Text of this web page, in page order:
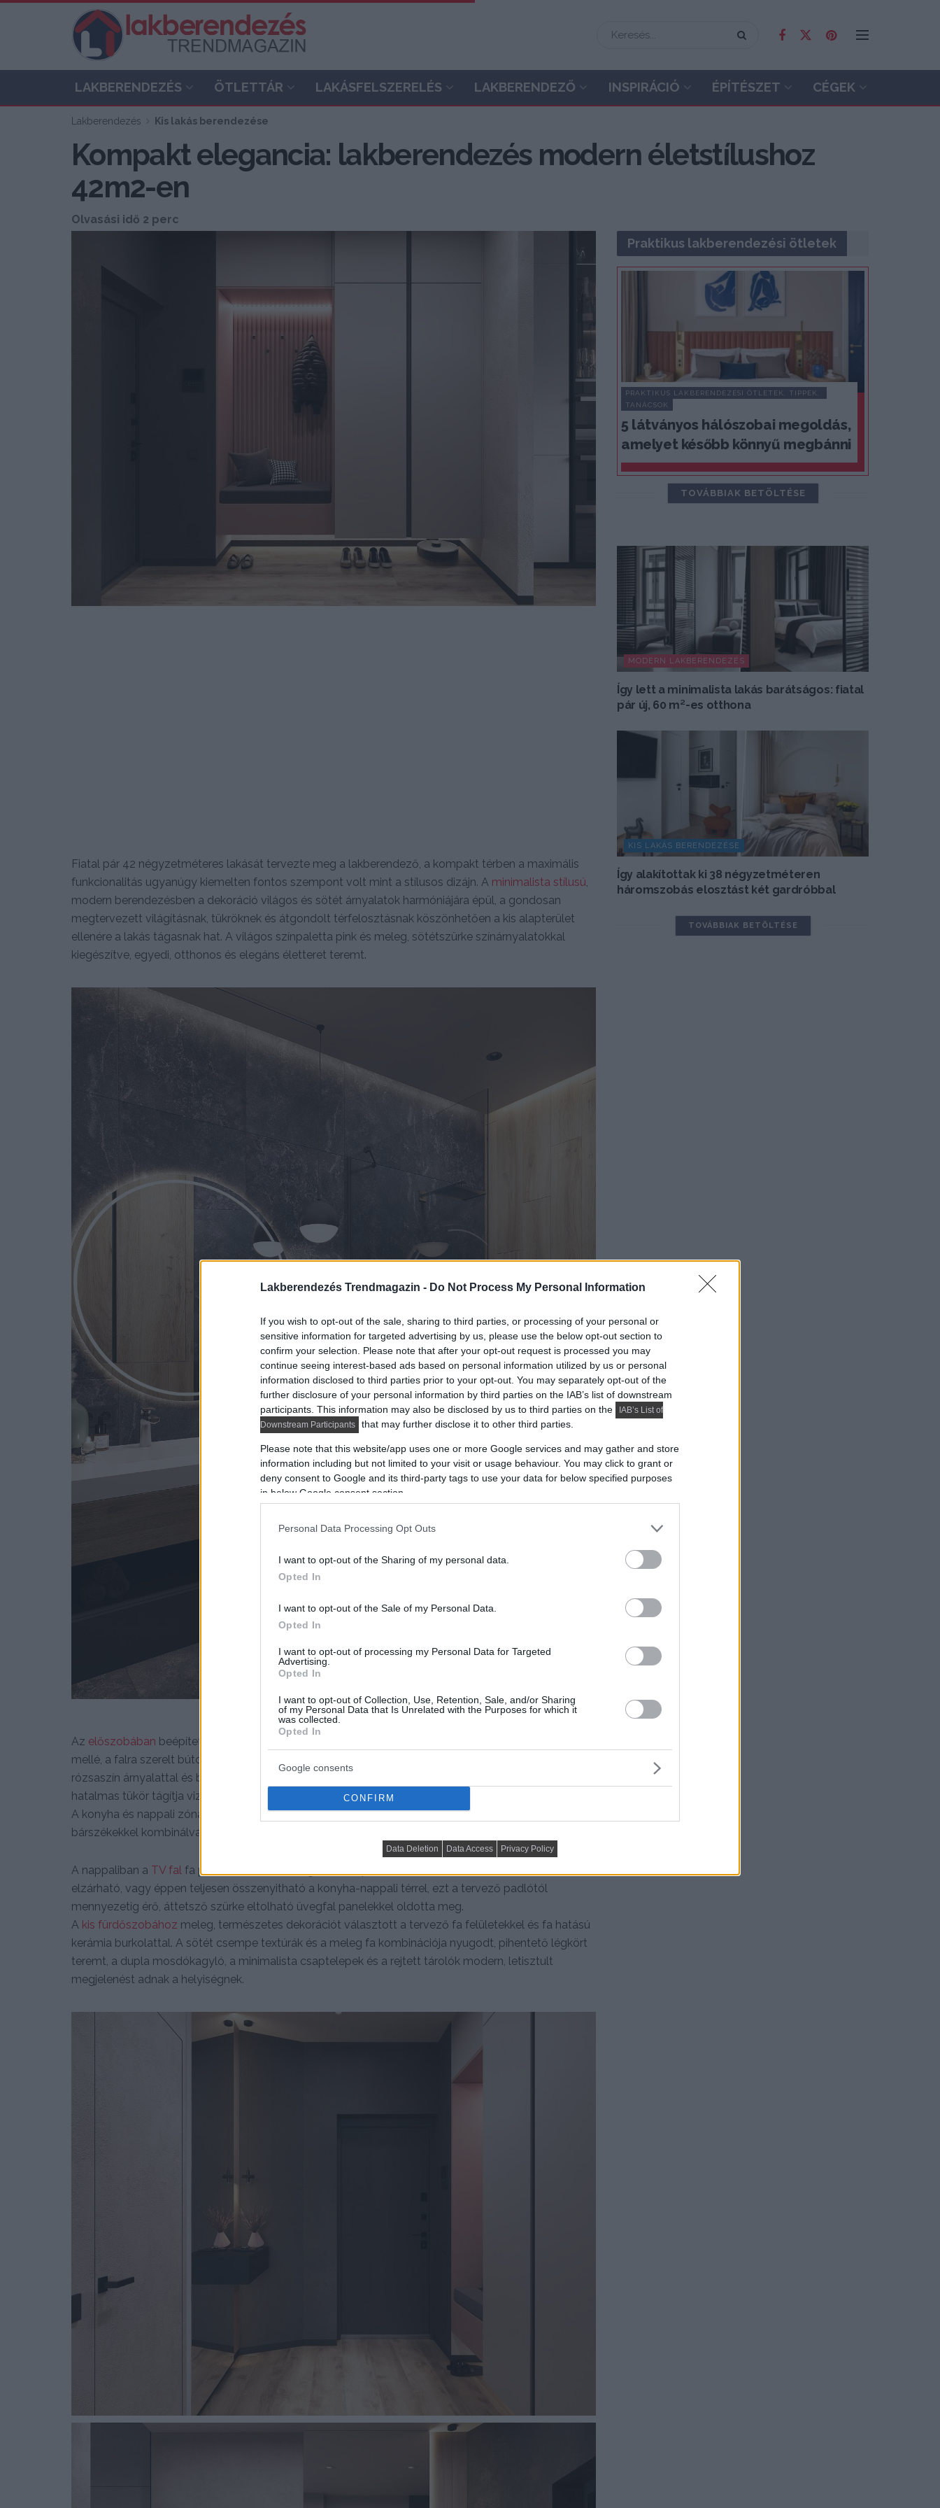
Lakberendezés Trendmagazin - Do Not Process My Personal Information
If you wish to opt-out of the sale, sharing to third parties, or processing of your personal or
sensitive information for targeted advertising by us, please use the below opt-out section to
confirm your selection. Please note that after your opt-out request is processed you may
continue seeing interest-based ads based on personal information utilized by us or personal
information disclosed to third parties prior to your opt-out. You may separately opt-out of the
further disclosure of your personal information by third parties on the IAB’s list of downstream
participants. This information may also be disclosed by us to third parties on the
IAB’s List of
Downstream Participants
that may further disclose it to other third parties.
Please note that this website/app uses one or more Google services and may gather and store
information including but not limited to your visit or usage behaviour. You may click to grant or
deny consent to Google and its third-party tags to use your data for below specified purposes
in below Google consent section.
Personal Data Processing Opt Outs
I want to opt-out of the Sharing of my personal data.
Opted In
I want to opt-out of the Sale of my Personal Data.
Opted In
I want to opt-out of processing my Personal Data for Targeted
Advertising.
Opted In
I want to opt-out of Collection, Use, Retention, Sale, and/or Sharing
of my Personal Data that Is Unrelated with the Purposes for which it
was collected.
Opted In
Google consents
CONFIRM
Data Deletion Data Access Privacy Policy
LAKBERENDEZÉS ÖTLETTÁR LAKÁSFELSZERELÉS LAKBERENDEZŐ INSPIRÁCIÓ ÉPÍTÉSZET CÉGEK
Lakberendezés Kis lakás berendezése
Kompakt elegancia: lakberendezés modern életstílushoz
42m2-en
Olvasási idő 2 perc
Fiatal pár 42 négyzetméteres lakását tervezte meg a lakberendező, a kompakt térben a maximális
funkcionalitás ugyanúgy kiemelten fontos szempont volt mint a stílusos dizájn. A minimalista stílusú
modern berendezésben a dekoráció világos és sötét árnyalatok harmóniájára épül, a gondosan
megtervezett világításnak, tükröknek és átgondolt térfelosztásnak köszönhetően a kis alapterület
ellenére a lakás tágasnak hat. A világos színpaletta pink és meleg, sötétszürke színárnyalatokkal
kiegészítve, egyedi, otthonos és elegáns életteret teremt.
Az előszobában beépített paddal, párnával kényelmes ülőhelyet terveztek a beépített szekrény
mellé, a falra szerelt bútor a LED világítással könnyedséget sugároz. Egy meleg, visszafogott
rózsaszín árnyalattal és bordázott panellel emelte ki a tervező ezt a bútor elemet, szemben egy
hatalmas tükör tágítja vizuálisan a bejárati zónát, szintén rejtett LED világítással szerelve.
A konyha és nappali zónákat félszigetként tervezett modern bárpult választja el stílusos, kárpitozott
bárszékekkel kombinálva.
A nappaliban a TV fal fa panellel és rejtett világítással kapott stílusos hátteret. A hálószoba teljesen
elzárható, vagy éppen teljesen összenyitható a konyha-nappali térrel, ezt a tervező padlótól
mennyezetig érő, áttetsző szürke eltolható üvegfal panelekkel oldotta meg.
A kis fürdőszobához meleg, természetes dekorációt választott a tervező fa felületekkel és fa hatású
kerámia burkolattal. A sötét csempe textúrák és a meleg fa kombinációja nyugodt, pihentető légkört
teremt, a dupla mosdókagyló, a minimalista csaptelepek és a rejtett tárolók modern, letisztult
megjelenést adnak a helyiségnek.
Praktikus lakberendezési ötletek
PRAKTIKUS LAKBERENDEZÉSI ÖTLETEK, TIPPEK,
TANÁCSOK
5 látványos hálószobai megoldás,
amelyet később könnyű megbánni
TOVÁBBIAK BETÖLTÉSE
MODERN LAKBERENDEZÉS
Így lett a minimalista lakás barátságos: fiatal
pár új, 60 m²-es otthona
KIS LAKÁS BERENDEZÉSE
Így alakítottak ki 38 négyzetméteren
háromszobás elosztást két gardróbbal
TOVÁBBIAK BETÖLTÉSE